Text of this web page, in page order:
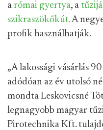
a római gyertya, a
szikraszökőkút.A
profik használhatják.
„A lakossági vásárlás
adódóan az év utolsó
mondta Leskovicsné
legnagyobb magyar
Pirotechnika Kft.